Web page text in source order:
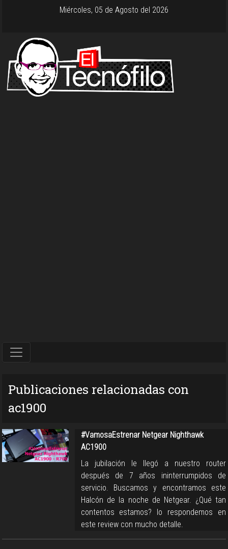
Miércoles, 05 de Agosto del 2026
Publicaciones relacionadas con
ac1900
#VamosaEstrenar Netgear Nighthawk
AC1900
La jubilación le llegó a nuestro router
después de 7 años ininterrumpidos de
servicio. Buscamos y encontramos este
Halcón de la noche de Netgear. ¿Qué tan
contentos estamos? lo respondemos en
este review con mucho detalle.